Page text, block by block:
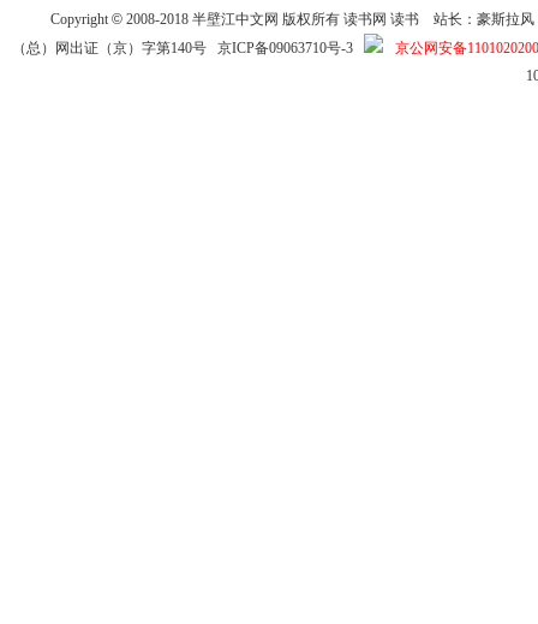
Copyright © 2008-2018半壁江中文网 版权所有读书网 读书
站长：豪斯拉风
（总）网出证（京）字第140号 京ICP备09063710号-3
京公网安备